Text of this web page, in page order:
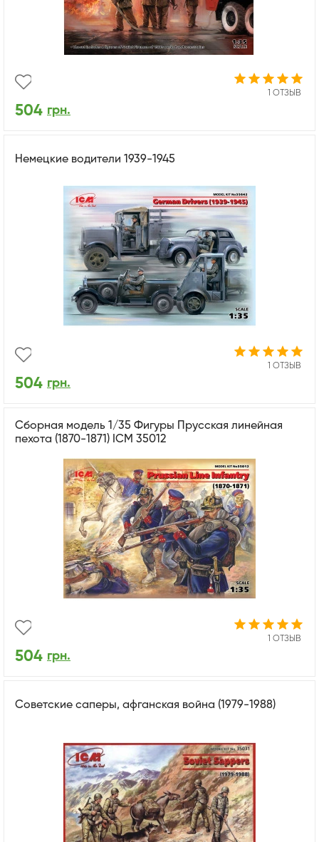
1 ОТЗЫВ
504 грн.
Немецкие водители 1939-1945
1 ОТЗЫВ
504 грн.
Сборная модель 1/35 Фигуры Прусская линейная
пехота (1870-1871) ICM 35012
1 ОТЗЫВ
504 грн.
Советские саперы, афганская война (1979-1988)